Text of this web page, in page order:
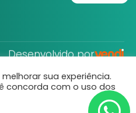
Desenvolvido por